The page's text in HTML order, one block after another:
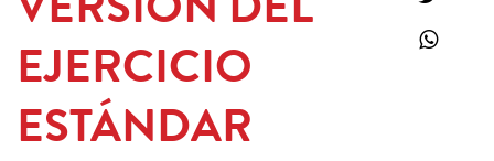
EJERCICIO
ESTÁNDAR